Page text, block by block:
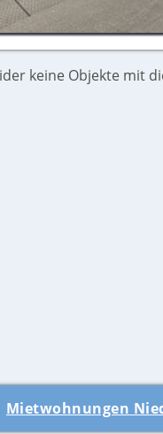
keine Objekte mit
Mietwohnungen